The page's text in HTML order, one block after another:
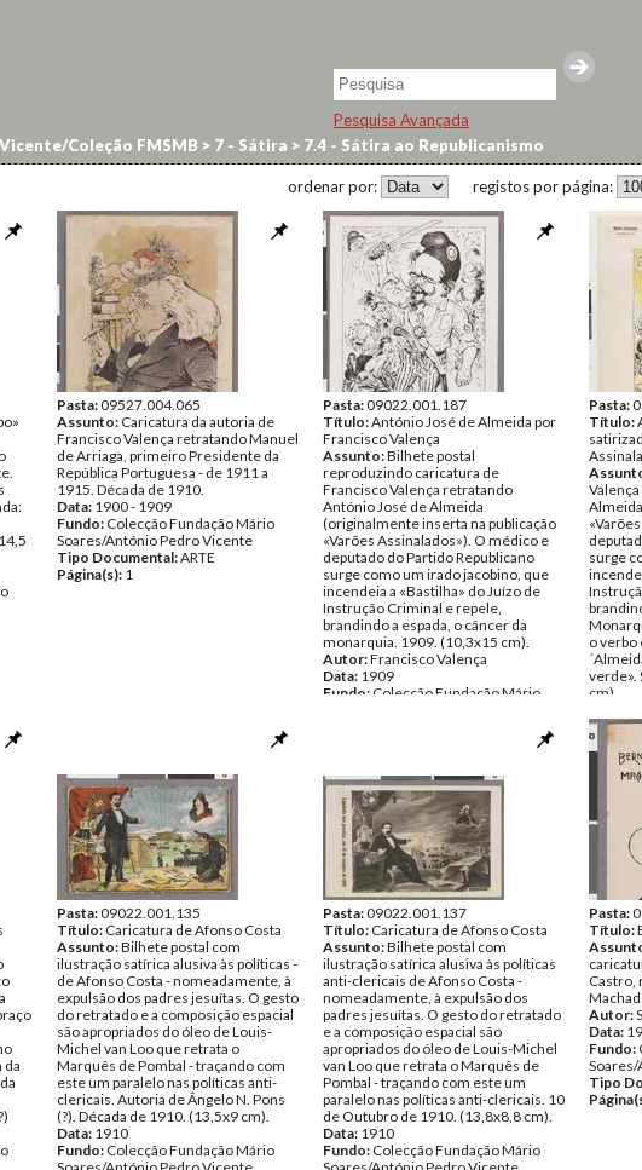
Pesquisa Avançada
Coleção FMSMB > 7 - Sátira > 7.4 - Sátira ao Republicanismo
registos por página:
ordenar por:
Pasta:09527.004.065
Assunto: Caricatura da autoria de
Francisco Valença retratando Manuel
de Arriaga, primeiro Presidente da
República Portuguesa - de 1911 a
1915. Década de 1910.
Data: 1900 - 1909
Fundo: Colecção Fundação Mário
Soares/António Pedro Vicente
Tipo Documental:ARTE
Página(s): 1
Pasta:09022.001.187
Título:António José de Almeida por
Francisco Valença
Assunto:Bilhete postal
reproduzindo caricatura de
Francisco Valença retratando
António José de Almeida
(originalmente inserta na publicação
«Varões Assinalados»). O médico e
deputado do Partido Republicano
surge como um irado jacobino, que
incendeia a «Bastilha» do Juízo de
Instrução Criminal e repele,
brandindo a espada, o câncer da
monarquia. 1909. (10,3x15 cm).
Autor:Francisco Valença
Data: 1909
Fundo: Colecção Fundação Mário
Pasta:
Título:
surge
o verbo
verde».
cm).
o
Data:
Tipo
da
Pasta:09022.001.135
Título: Caricatura de Afonso Costa
Assunto:Bilhete postal com
ilustração satírica alusiva às políticas -
de Afonso Costa - nomeadamente, à
expulsão dos padres jesuítas. O gesto
do retratado e a composição espacial
são apropriados do óleo de Louis-
Michel van Loo que retrata o
Marquês de Pombal - traçando com
este um paralelo nas políticas anti-
clericais. Autoria de Ângelo N. Pons
(?). Década de 1910. (13,5x9 cm).
Data: 1910
Fundo: Colecção Fundação Mário
Pasta:09022.001.137
Título: Caricatura de Afonso Costa
Assunto:Bilhete postal com
ilustração satírica alusiva às políticas
anti-clericais de Afonso Costa -
nomeadamente, à expulsão dos
padres jesuítas. O gesto do retratado
e a composição espacial são
apropriados do óleo de Louis-Michel
van Loo que retrata o Marquês de
Pombal - traçando com este um
paralelo nas políticas anti-clericais. 10
de Outubro de 1910. (13,8x8,8 cm).
Data: 1910
Fundo: Colecção Fundação Mário
Pasta:
Título:
Castro,
Autor:
Data:
Fundo:
Tipo